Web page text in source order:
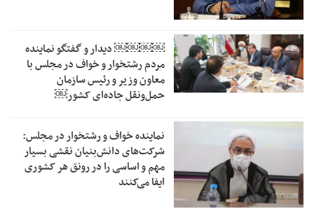
￼￼￼￼‏ دیدار و گفتگو نماینده
مردم رشتخوار و خواف در مجلس با
معاون وزیر و رئیس سازمان
حمل‌ونقل جاده‌ای کشور￼
نماینده خواف و رشتخوار در مجلس:
شرکت‌های دانش‌بنیان نقشی بسیار
مهم و اساسی را در رونق هر کشوری
ایفا می‌کنند